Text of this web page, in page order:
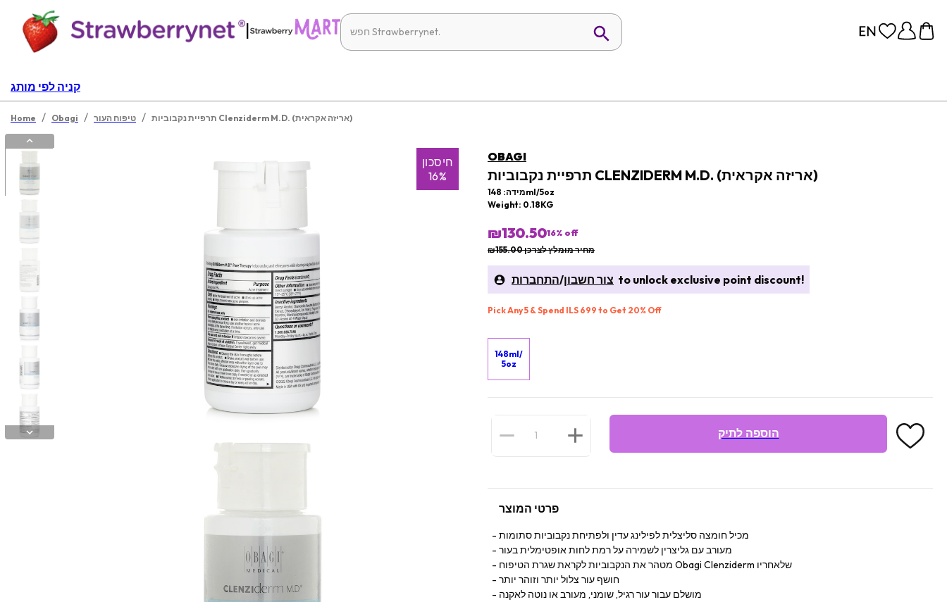
|
קניה לפי מותג
Home / Obagi / טיפוח העור / תרפיית נקבוביות Clenziderm M.D. (אריזה אקראית)
חיסכון
16%
OBAGI
תרפיית נקבוביות CLENZIDERM M.D. (אריזה אקראית)
מידה: 148ml/5oz
Weight: 0.18KG
₪130.5016% off
מחיר מומלץ לצרכן ₪155.00
התחברות/צור חשבון to unlock exclusive point discount!
Pick Any 5 & Spend ILS 699 to Get 20% Off
148ml/
5oz
הוספה לתיק
פרטי המוצר
מכיל חומצה סליצלית לפילינג עדין ולפתיחת נקבוביות סתומות
מעורב עם גליצרין לשמירה על רמת לחות אופטימלית בעור
מטהר את הנקבוביות לקראת שגרת הטיפוח Obagi Clenziderm שלאחריו
חושף עור צלול יותר וזוהר יותר
מושלם עבור עור רגיל, שומני, מעורב או נוטה לאקנה